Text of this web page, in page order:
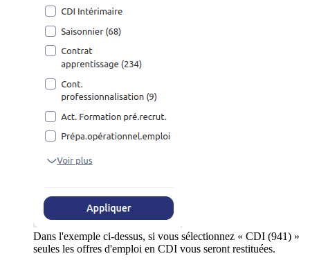
Dans l'exemple ci-dessus, si vous sélectionnez « CDI (941) »
seules les offres d'emploi en CDI vous seront restituées.